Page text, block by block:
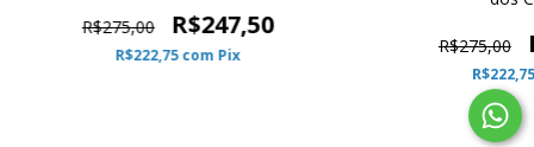
R$275,00 R$247,50
R$222,75com Pix R$275,00